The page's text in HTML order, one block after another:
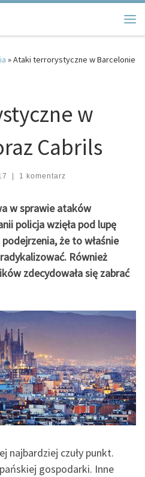
»Ataki terrorystyczne w Barcelonie
w
Cabrils
| 1 komentarz
w sprawie ataków
policja wzięła pod lupę
że to właśnie
Również
zdecydowała się zabrać
najbardziej czuły punkt.
gospodarki. Inne